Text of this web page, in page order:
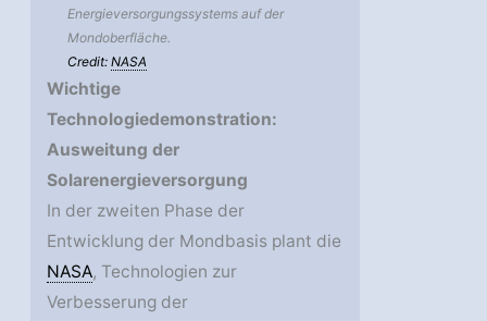
Energieversorgungssystems auf der
Mondoberfläche.
Credit:NASA
Wichtige
Technologiedemonstration:
Ausweitung der
Solarenergieversorgung
In der zweiten Phase der
Entwicklung der Mondbasis plant die
NASA, Technologien zur
Verbesserung der